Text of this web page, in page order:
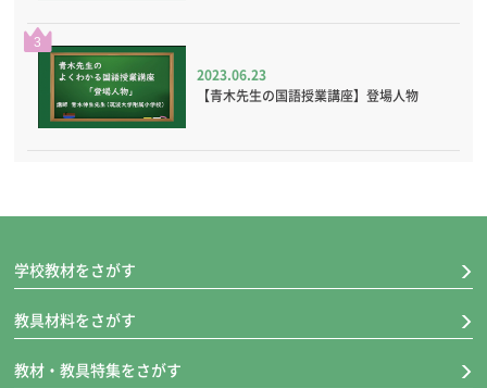
3
2023.06.23
【青木先生の国語授業講座】登場人物
学校教材をさがす
教具材料をさがす
教材・教具特集をさがす